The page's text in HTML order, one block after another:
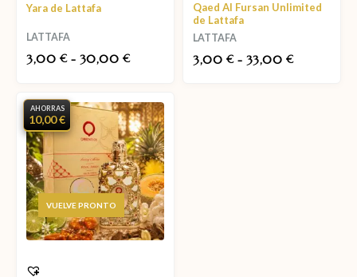
Yara de Lattafa
LATTAFA
3,00 € - 30,00 €
Qaed Al Fursan Unlimited
de Lattafa
LATTAFA
3,00 € - 33,00 €
AHORRAS
10,00 €
AGOTADO